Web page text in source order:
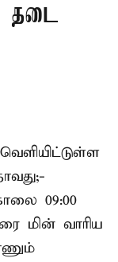
தடை
09:00
மின் வாரிய